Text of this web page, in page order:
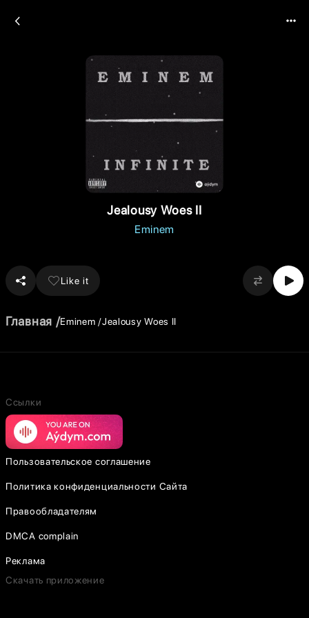
Jealousy Woes II
Eminem
Like it
Главная Eminem Jealousy Woes II
Ссылки
Пользовательское соглашение
Политика конфиденциальности Сайта
Правообладателям
DMCA complain
Реклама
Скачать приложение